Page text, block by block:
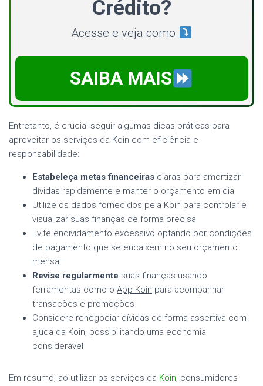
Crédito?
Acesse e veja como
SAIBA MAIS
Entretanto, é crucial seguir algumas dicas práticas para
aproveitar os serviços da Koin com eficiência e
responsabilidade:
Estabeleça metas financeiras claras para amortizar
dívidas rapidamente e manter o orçamento em dia
Utilize os dados fornecidos pela Koin para controlar e
visualizar suas finanças de forma precisa
Evite endividamento excessivo optando por condições
de pagamento que se encaixem no seu orçamento
mensal
Revise regularmente suas finanças usando
ferramentas como o App Koin para acompanhar
transações e promoções
Considere renegociar dívidas de forma assertiva com
ajuda da Koin, possibilitando uma economia
considerável
Em resumo, ao utilizar os serviços da Koin, consumidores